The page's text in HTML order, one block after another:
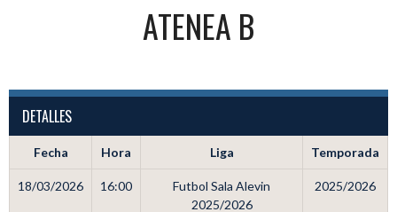
ATENEA B
DETALLES
Fecha Hora Liga Temporada
18/03/2026 16:00
Futbol Sala Alevin
2025/2026
2025/2026